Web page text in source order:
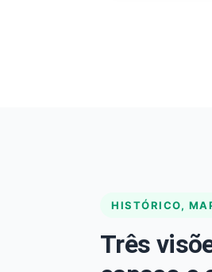
HISTÓRICO,
Três